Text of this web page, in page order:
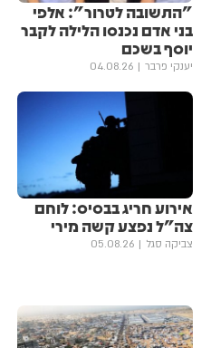
"התשובה לטרור": אלפי
בני אדם נכנסו הלילה לקבר
יוסף בשכם
יענקי פרבר 04.08.26
אירוע חריג בבסיס: לוחם
צה"ל נפצע קשה מירי
צביקה סגל 05.08.26